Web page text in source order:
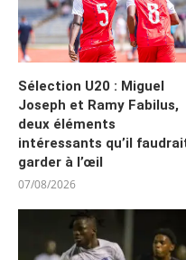
Sélection U20 : Miguel
Joseph et Ramy Fabilus,
deux éléments
intéressants qu’il
garder à l’œil
07/08/2026